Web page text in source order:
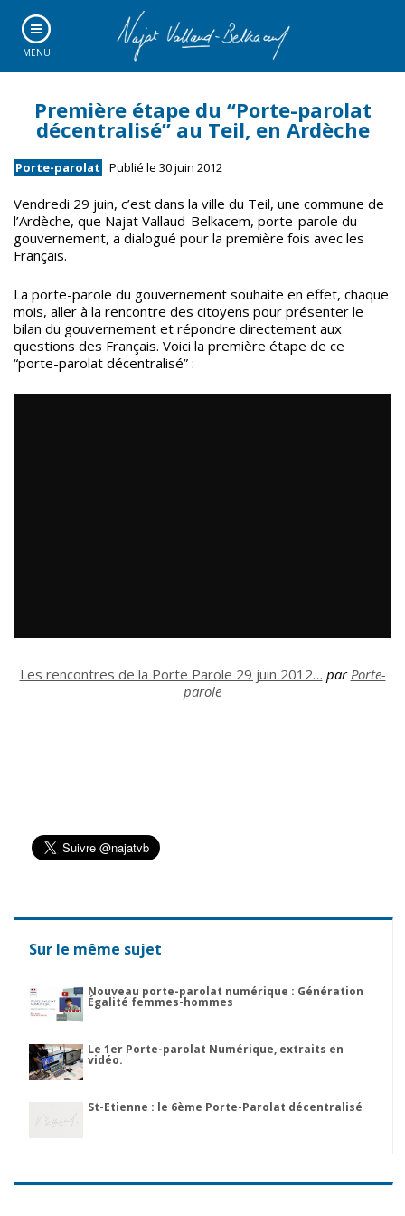
MENU
Première étape du “Porte-parolat
décentralisé” au Teil, en Ardèche
Porte-parolat Publié le 30 juin 2012
Vendredi 29 juin, c’est dans la ville du Teil, une commune de
l’Ardèche, que Najat Vallaud-Belkacem, porte-parole du
gouvernement, a dialogué pour la première fois avec les
Français.
La porte-parole du gouvernement souhaite en effet, chaque
mois, aller à la rencontre des citoyens pour présenter le
bilan du gouvernement et répondre directement aux
questions des Français. Voici la première étape de ce
“porte-parolat décentralisé” :
Les rencontres de la Porte Parole 29 juin 2012… parPorte-
parole
Sur le même sujet
Nouveau porte-parolat numérique : Génération
Égalité femmes-hommes
Le 1er Porte-parolat Numérique, extraits en
vidéo.
St-Etienne : le 6ème Porte-Parolat décentralisé